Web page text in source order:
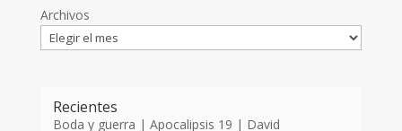
Archivos
Recientes
Boda y guerra | Apocalipsis 19 | David